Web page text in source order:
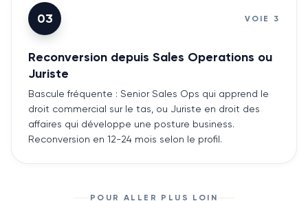
03 VOIE 3
Reconversion depuis Sales Operations ou
Juriste
Bascule fréquente : Senior Sales Ops qui apprend le
droit commercial sur le tas, ou Juriste en droit des
affaires qui développe une posture business.
Reconversion en 12-24 mois selon le profil.
POUR ALLER PLUS LOIN